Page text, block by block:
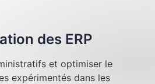
des ERP
et optimiser le
expérimentés dans les